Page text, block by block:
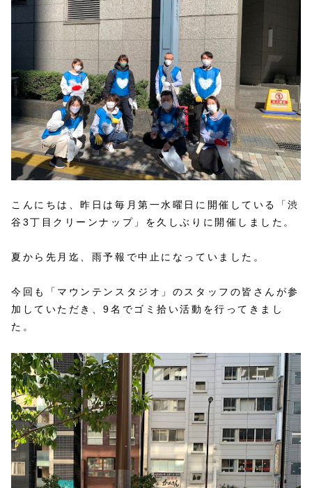
こんにちは、昨日は毎月第一水曜日に開催している「渋
谷3丁目クリーンナップ」を久しぶりに開催しました。
夏から先月迄、雨予報で中止になっていました。
今回も「マウンテンスタジオ」のスタッフの皆さんが参
加していただき、9名でゴミ拾い活動を行ってきまし
た。